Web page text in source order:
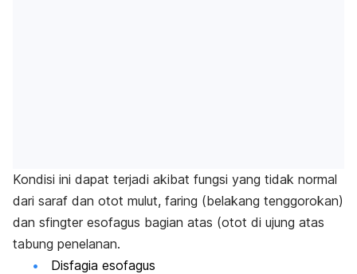
Kondisi ini dapat terjadi akibat fungsi yang tidak normal
dari saraf dan otot mulut, faring (belakang tenggorokan)
dan sfingter esofagus bagian atas (otot di ujung atas
tabung penelanan.
Disfagia esofagus